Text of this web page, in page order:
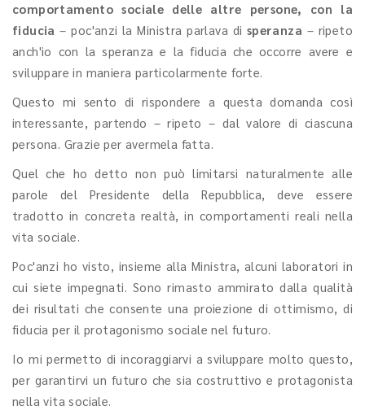
comportamento sociale delle altre persone, con la
fiducia – poc'anzi la Ministra parlava di speranza – ripeto
anch'io con la speranza e la fiducia che occorre avere e
sviluppare in maniera particolarmente forte.
Questo mi sento di rispondere a questa domanda così
interessante, partendo – ripeto – dal valore di ciascuna
persona. Grazie per avermela fatta.
Quel che ho detto non può limitarsi naturalmente alle
parole del Presidente della Repubblica, deve essere
tradotto in concreta realtà, in comportamenti reali nella
vita sociale.
Poc'anzi ho visto, insieme alla Ministra, alcuni laboratori in
cui siete impegnati. Sono rimasto ammirato dalla qualità
dei risultati che consente una proiezione di ottimismo, di
fiducia per il protagonismo sociale nel futuro.
Io mi permetto di incoraggiarvi a sviluppare molto questo,
per garantirvi un futuro che sia costruttivo e protagonista
nella vita sociale.